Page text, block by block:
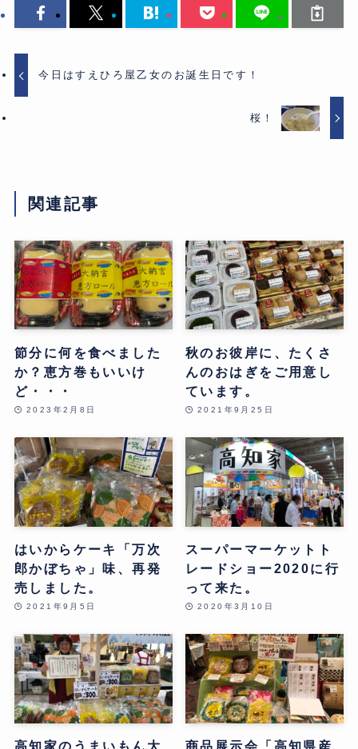
今日はすえひろ屋乙女のお誕生日です！
桜！
関連記事
節分に何を食べました
か？恵方巻もいいけ
ど・・・
2023年2月8日
秋のお彼岸に、たくさ
んのおはぎをご用意し
ています。
2021年9月25日
はいからケーキ「万次
郎かぼちゃ」味、再発
売しました。
2021年9月5日
スーパーマーケットト
レードショー2020に行
って来た。
2020年3月10日
高知家のうまいもん大
商品展示会「高知県産